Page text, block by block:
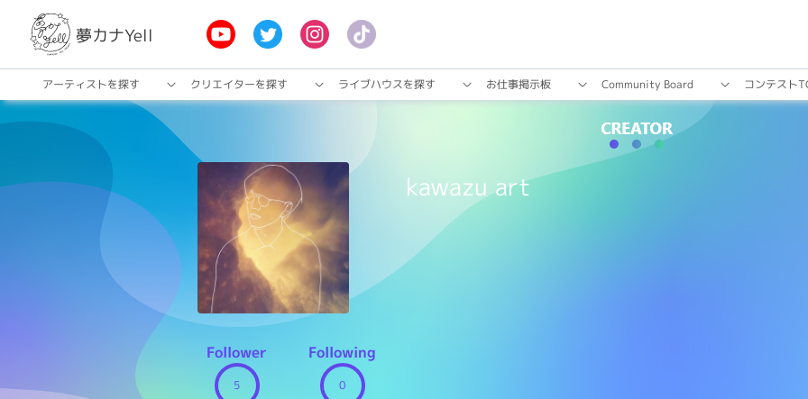
夢カナYell
アーティストを探す クリエイターを探す ライブハウスを探す お仕事掲⽰板 Community Board コンテスト
kawazu art
Follower
5
Following
0